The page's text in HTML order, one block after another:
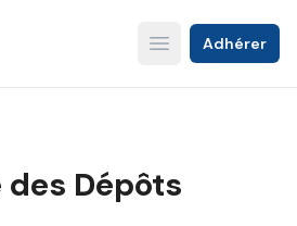
Open main menu
Adhérer
des Dépôts